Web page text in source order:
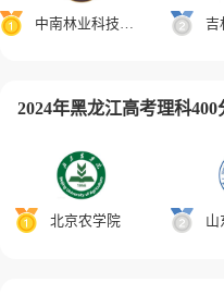
中南林业科技大学 吉
2024年黑龙江高考理科
北京农学院 山